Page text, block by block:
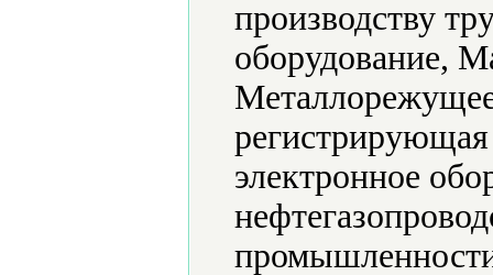
производству
оборудование,
электронное